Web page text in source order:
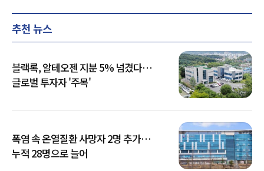
추천 뉴스
블랙록, 알테오젠 지분 5% 넘겼다…
글로벌 투자자 '주목'
폭염 속 온열질환 사망자 2명 추가…
누적 28명으로 늘어